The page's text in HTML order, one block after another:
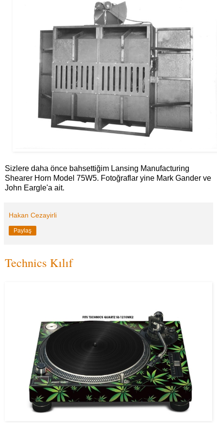
Sizlere daha önce bahsettiğim Lansing Manufacturing
Shearer Horn Model 75W5. Fotoğraflar yine Mark Gander ve
John Eargle'a ait.
Hakan Cezayirli
Paylaş
Technics Kılıf